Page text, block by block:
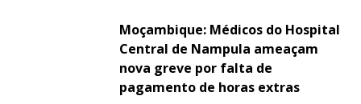
Moçambique: Médicos do Hospital
Central de Nampula ameaçam
nova greve por falta de
pagamento de horas extras